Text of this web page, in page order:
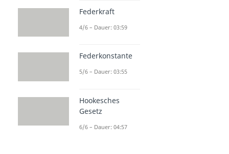
Federkraft
4/6 – Dauer: 03:59
Federkonstante
5/6 – Dauer: 03:55
Hookesches
Gesetz
6/6 – Dauer: 04:57